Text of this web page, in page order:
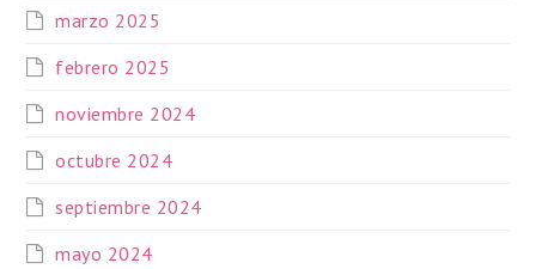
marzo 2025
febrero 2025
noviembre 2024
octubre 2024
septiembre 2024
mayo 2024